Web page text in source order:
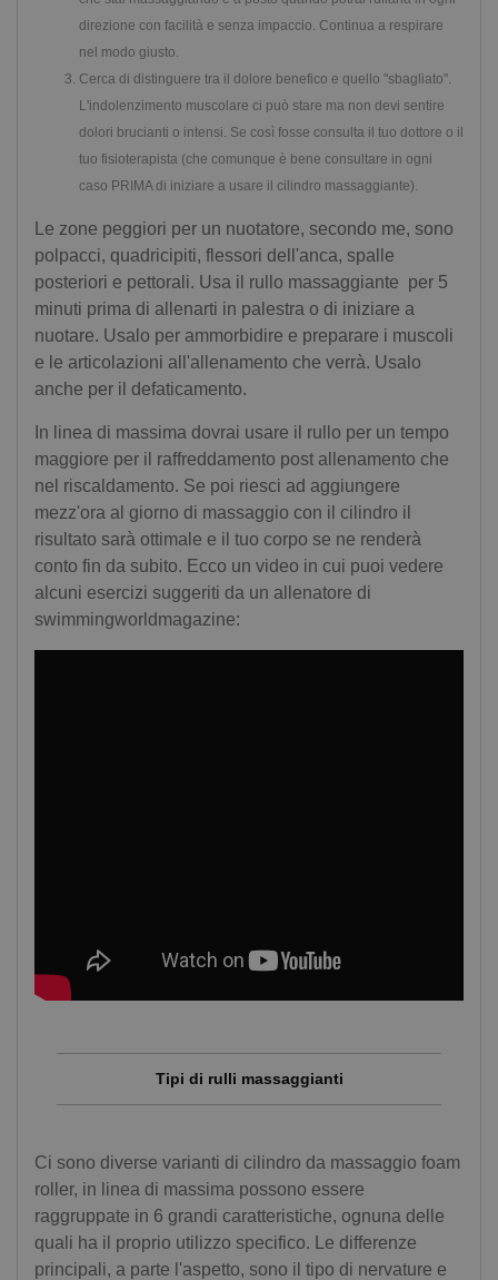
direzione con facilità e senza impaccio. Continua a respirare
nel modo giusto.
Cerca di distinguere tra il dolore benefico e quello "sbagliato".
L'indolenzimento muscolare ci può stare ma non devi sentire
dolori brucianti o intensi. Se così fosse consulta il tuo dottore o il
tuo fisioterapista (che comunque è bene consultare in ogni
caso PRIMA di iniziare a usare il cilindro massaggiante).
Le zone peggiori per un nuotatore, secondo me, sono
polpacci, quadricipiti, flessori dell'anca, spalle
posteriori e pettorali. Usa il rullo massaggiante per 5
minuti prima di allenarti in palestra o di iniziare a
nuotare. Usalo per ammorbidire e preparare i muscoli
e le articolazioni all'allenamento che verrà. Usalo
anche per il defaticamento.
In linea di massima dovrai usare il rullo per un tempo
maggiore per il raffreddamento post allenamento che
nel riscaldamento. Se poi riesci ad aggiungere
mezz'ora al giorno di massaggio con il cilindro il
risultato sarà ottimale e il tuo corpo se ne renderà
conto fin da subito. Ecco un video in cui puoi vedere
alcuni esercizi suggeriti da un allenatore di
swimmingworldmagazine:
Tipi di rulli massaggianti
Ci sono diverse varianti di cilindro da massaggio foam
roller, in linea di massima possono essere
raggruppate in 6 grandi caratteristiche, ognuna delle
quali ha il proprio utilizzo specifico. Le differenze
principali, a parte l'aspetto, sono il tipo di nervature e